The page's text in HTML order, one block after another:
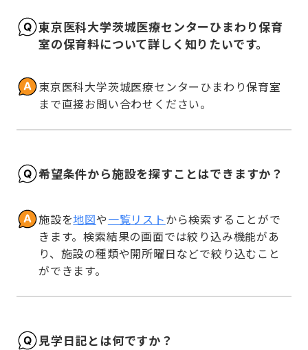
東京医科大学茨城医療センターひまわり保育
室の保育料について詳しく知りたいです。
東京医科大学茨城医療センターひまわり保育室
まで直接お問い合わせください。
希望条件から施設を探すことはできますか？
施設を地図や一覧リストから検索することがで
きます。検索結果の画面では絞り込み機能があ
り、施設の種類や開所曜日などで絞り込むこと
ができます。
見学日記とは何ですか？